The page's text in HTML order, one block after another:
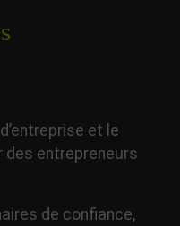
et le
entrepreneurs
de confiance,